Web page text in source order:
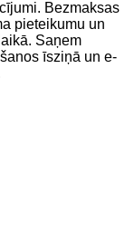
Bezmaksas
pieteikumu un
Saņem
īsziņā un e-